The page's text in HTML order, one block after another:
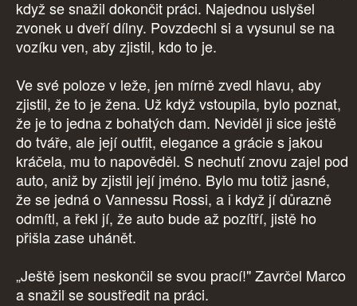
když se snažil dokončit práci. Najednou uslyšel
zvonek u dveří dílny. Povzdechl si a vysunul se na
vozíku ven, aby zjistil, kdo to je.
Ve své poloze v leže, jen mírně zvedl hlavu, aby
zjistil, že to je žena. Už když vstoupila, bylo poznat,
že je to jedna z bohatých dam. Neviděl ji sice ještě
do tváře, ale její outfit, elegance a grácie s jakou
kráčela, mu to napověděl. S nechutí znovu zajel pod
auto, aniž by zjistil její jméno. Bylo mu totiž jasné,
že se jedná o Vannessu Rossi, a i když jí důrazně
odmítl, a řekl jí, že auto bude až pozítří, jistě ho
přišla zase uhánět.
„Ještě jsem neskončil se svou prací!" Zavrčel Marco
a snažil se soustředit na práci.